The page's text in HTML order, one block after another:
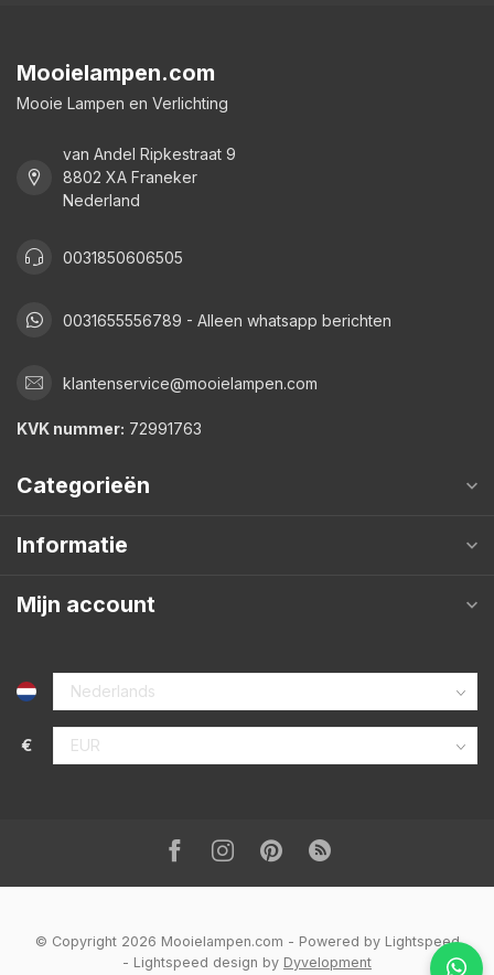
Mooielampen.com
Mooie Lampen en Verlichting
van Andel Ripkestraat 9
8802 XA Franeker
Nederland
0031850606505
0031655556789 - Alleen whatsapp berichten
klantenservice@mooielampen.com
KVK nummer: 72991763
Categorieën
Informatie
Mijn account
€
© Copyright 2026 Mooielampen.com - Powered by Lightspeed
- Lightspeed design by Dyvelopment